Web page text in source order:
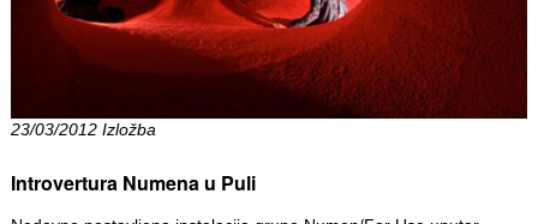
23/03/2012 Izložba
Introvertura Numena u Puli